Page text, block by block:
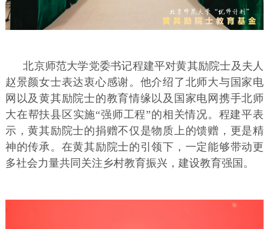
北京师范大学党委书记程建平对黄其励院士及夫人
赵景颜女士表达衷心感谢。他介绍了北师大与国家电
网以及黄其励院士的教育情缘以及国家电网携手北师
大在帮扶县区实施“强师工程”的相关情况。程建平表
示，黄其励院士的捐赠不仅是物质上的馈赠，更是精
神的传承。在黄其励院士的引领下，一定能够带动更
多社会力量共同关注乡村教育振兴，建设教育强国。